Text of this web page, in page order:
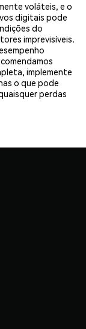
voláteis, e o
digitais pode
do
imprevisíveis.
implemente
o que pode
perdas